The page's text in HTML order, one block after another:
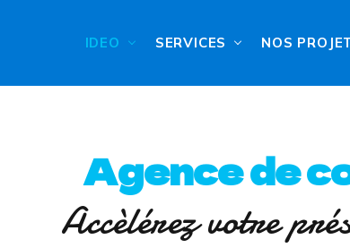
IDEO SERVICES NOS
Agence de
Accèlérez votre